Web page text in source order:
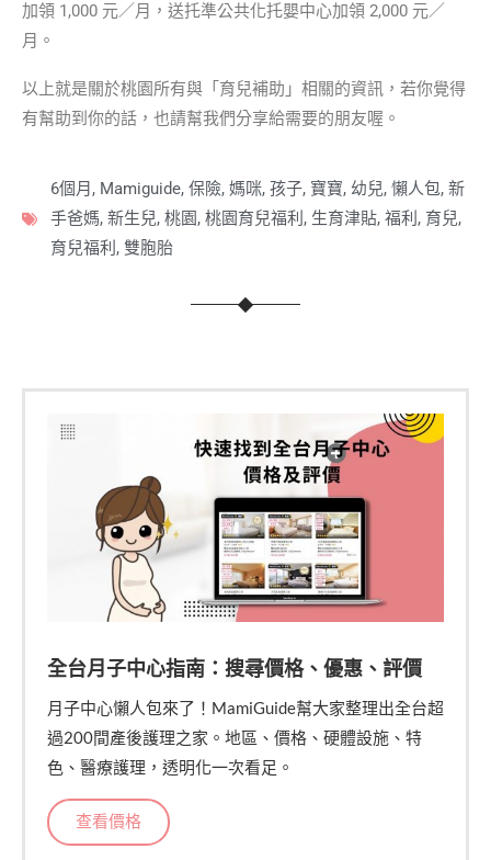
加領 1,000 元／月，送托準公共化托嬰中心加領 2,000 元／
月。
以上就是關於桃園所有與「育兒補助」相關的資訊，若你覺得
有幫助到你的話，也請幫我們分享給需要的朋友喔。
6個月 , Mamiguide, 保險, 媽咪, 孩子, 寶寶, 幼兒, 懶人包, 新
手爸媽, 新生兒, 桃園 , 桃園育兒福利 , 生育津貼, 福利 , 育兒,
育兒福利 , 雙胞胎
全台月子中心指南：搜尋價格、優惠、評價
月子中心懶人包來了！MamiGuide幫大家整理出全台超
過200間產後護理之家。地區、價格、硬體設施、特
色、醫療護理，透明化一次看足。
查看價格